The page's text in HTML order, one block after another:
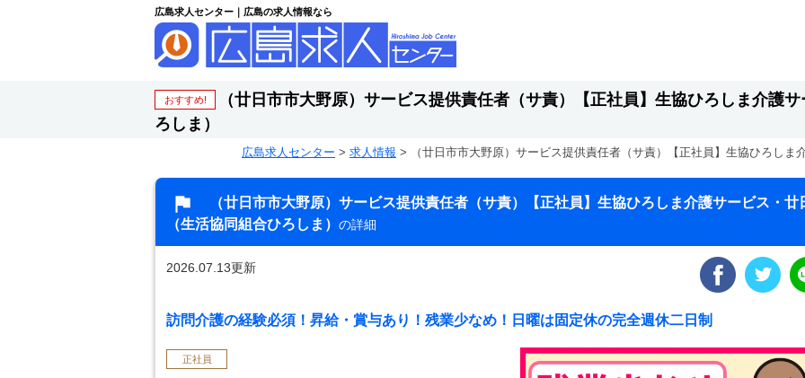
広島求人センター｜広島の求人情報なら
おすすめ!
（廿日市市大野原）サービス提供責任者（サ責）【正社員】生協ひろしま介護
ろしま）
広島求人センター > 求人情報 > （廿日市市大野原）サービス提供責任者（サ責）【正社員】生協ひろしま
（廿日市市大野原）サービス提供責任者（サ責）【正社員】生協ひろしま介護サービス・廿
（生活協同組合ひろしま） の詳細
2026.07.13更新
訪問介護の経験必須！昇給・賞与あり！残業少なめ！日曜は固定休の完全週休二日制
正社員